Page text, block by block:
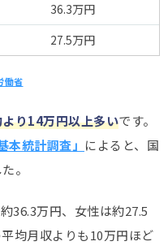
36.3万円
27.5万円
働省
り14万円以上多いです。
本統計調査」 によると、国
。
36.3万円、女性は約27.5
均月収よりも10万円ほど